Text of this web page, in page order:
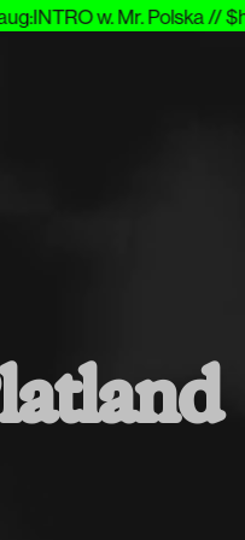
:INTRO w. Mr. Polska //